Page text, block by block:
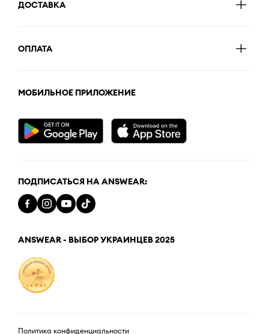
ДОСТАВКА
ОПЛАТА
МОБИЛЬНОЕ ПРИЛОЖЕНИЕ
ПОДПИСАТЬСЯ НА ANSWEAR:
ANSWEAR - ВЫБОР УКРАИНЦЕВ 2025
Политика конфиденциальности